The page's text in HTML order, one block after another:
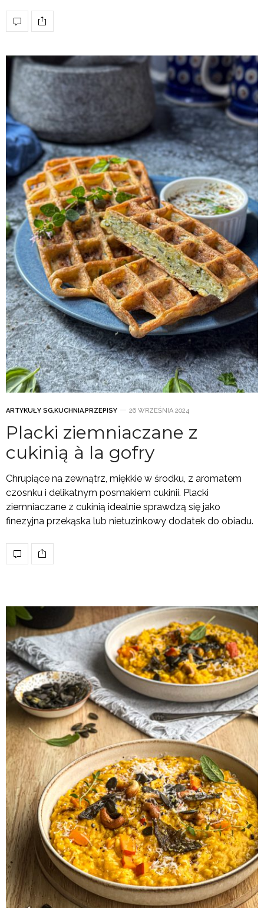
ARTYKUŁY SG KUCHNIAPRZEPISY 26 WRZEŚNIA 2024
Placki ziemniaczane z
cukinią à la gofry
Chrupiące na zewnątrz, miękkie w środku, z aromatem
czosnku i delikatnym posmakiem cukinii. Placki
ziemniaczane z cukinią idealnie sprawdzą się jako
finezyjna przekąska lub nietuzinkowy dodatek do obiadu.